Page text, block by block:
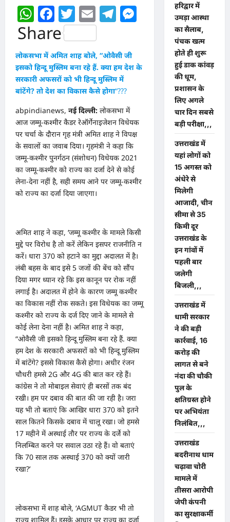
WhatsApp
Facebook
Twitter
EmailTelegram
Messenger
Share
लोकसभा में अमित शाह बोले, “ओवैसी जी
इसको हिन्दू मुस्लिम बना रहे हैं. क्या हम देश के
सरकारी अफसरों को भी हिन्दू मुस्लिम में
बांटेंगे? तो देश का विकास कैसे होगा“???
abpindianews, नई दिल्ली: लोकसभा में
आज जम्मू-कश्मीर कैडर रेऑर्गेनाइजेशन विधेयक
पर चर्चा के दौरान गृह मंत्री अमित शाह ने विपक्ष
के सवालों का जवाब दिया। गृहमंत्री ने कहा कि
जम्मू-कश्मीर पुनर्गठन (संशोधन) विधेयक 2021
का जम्मू-कश्मीर को राज्य का दर्जा देने से कोई
लेना-देना नहीं है, सही समय आने पर जम्मू-कश्मीर
को राज्य का दर्जा दिया जाएगा।
अमित शाह ने कहा, ‘जम्मू कश्मीर के मामले किसी
मुद्दे पर विरोध है तो करें लेकिन इसपर राजनीति न
करें। धारा 370 को हटाने का मुद्दा अदालत में है।
लंबी बहस के बाद इसे 5 जजों की बेंच को सौंप
दिया मगर ध्यान रहे कि इस कानून पर रोक नहीं
लगाई है। अदालत में होने के कारण जम्मू कश्मीर
का विकास नहीं रोक सकते। इस विधेयक का जम्मू
कश्मीर को राज्य के दर्ज दिए जाने के मामले से
कोई लेना देना नहीं है। अमित शाह ने कहा,
“ओवैसी जी इसको हिन्दू मुस्लिम बना रहे हैं. क्या
हम देश के सरकारी अफसरों को भी हिन्दू मुस्लिम
में बांटेंगे? इससे विकास कैसे होगा। अधीर रंजन
चौधरी हमसे 2G और 4G की बात कर रहे हैं।
कांग्रेस ने तो मोबाइल सेवाएं ही बरसों तक बंद
रखी। हम पर दबाव की बात की जा रही है। जरा
यह भी तो बताएं कि आखिर धारा 370 को इतने
साल कितने किसके दबाव में चालू रखा। जो हमसे
17 महीने में अस्थाई तौर पर राज्य के दर्जे को
निलम्बित करने पर सवाल उठा रहे हैं। वो बताएं
कि 70 साल तक अस्थाई 370 को क्यों जारी
रखा?’
लोकसभा में शाह बोले, ‘AGMUT कैडर भी तो
राज्य शामिल हैं। इसके आधार पर राज्य का दर्जा
हरिद्वार में
उमड़ा आस्था
का सैलाब,
पंचक खत्म
होते ही शुरू
हुई डाक कांवड़
की धूम,
प्रशासन के
लिए अगले
चार दिन सबसे
बड़ी परीक्षा,,,
उत्तराखंड में
यहां लोगों को
15 अगस्त को
अंधेरे से
मिलेगी
आजादी, चीन
सीमा से 35
किमी दूर
उत्तराखंड के
इन गांवों में
पहली बार
जलेगी
बिजली,,,
उत्तराखंड में
धामी सरकार
ने की बड़ी
कार्रवाई, 16
करोड़ की
लागत से बने
नंदा की चौकी
पुल के
क्षतिग्रस्त होने
पर अभियंता
निलंबित,,,
उत्तराखंड
बदरीनाथ धाम
चढ़ावा चोरी
मामले में
तीसरा आरोपी
जेपी कंपनी
का सुरक्षाकर्मी